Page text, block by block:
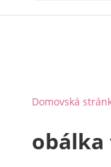
Domovská
obálka